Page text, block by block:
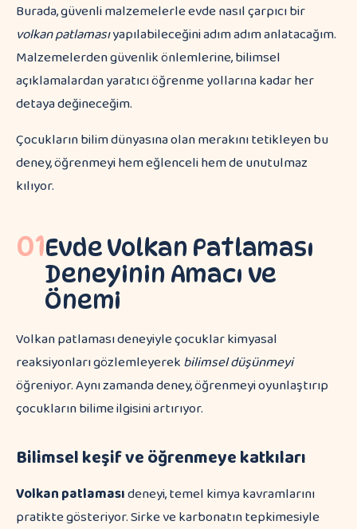
Burada, güvenli malzemelerle evde nasıl çarpıcı bir
volkan patlamasıyapılabileceğini adım adım anlatacağım.
Malzemelerden güvenlik önlemlerine, bilimsel
açıklamalardan yaratıcı öğrenme yollarına kadar her
detaya değineceğim.
Çocukların bilim dünyasına olan merakını tetikleyen bu
deney, öğrenmeyi hem eğlenceli hem de unutulmaz
kılıyor.
01Evde Volkan Patlaması
Deneyinin Amacı ve
Önemi
Volkan patlaması deneyiyle çocuklar kimyasal
reaksiyonları gözlemleyerekbilimsel düşünmeyi
öğreniyor. Aynı zamanda deney, öğrenmeyi oyunlaştırıp
çocukların bilime ilgisini artırıyor.
Bilimsel keşif ve öğrenmeye katkıları
Volkan patlamasıdeneyi, temel kimya kavramlarını
pratikte gösteriyor. Sirke ve karbonatın tepkimesiyle